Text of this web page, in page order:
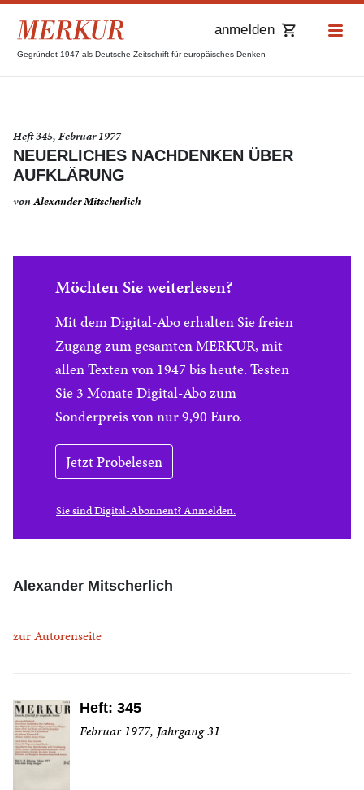
Gegründet 1947 als Deutsche Zeitschrift für europäisches Denken
anmelden
Heft 345, Februar 1977
NEUERLICHES NACHDENKEN ÜBER
AUFKLÄRUNG
vonAlexander Mitscherlich
Möchten Sie weiterlesen?
Mit dem Digital-Abo erhalten Sie freien
Zugang zum gesamten MERKUR, mit
allen Texten von 1947 bis heute. Testen
Sie 3 Monate Digital-Abo zum
Sonderpreis von nur 9,90 Euro.
Jetzt Probelesen
Sie sind Digital-Abonnent? Anmelden.
Alexander Mitscherlich
zur Autorenseite
Heft: 345
Februar 1977, Jahrgang 31